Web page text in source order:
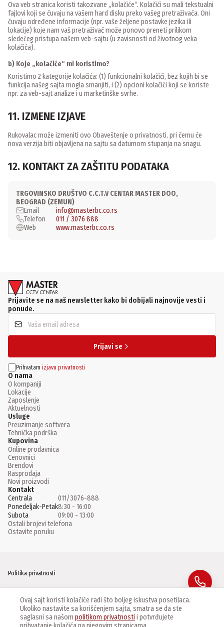
Ova veb stranica koristi takozvane „kolačiće“. Kolačići su mali tekstualni
fajlovi koji se čuvaju na vašem hard disku preko vašeg pretraživača. Oni
čuvaju određene informacije (npr. vaše željene postavke jezika ili
lokacije) koje nam vaš pretraživač može ponovo preneti prilikom
sledećeg pristupa našem veb-sajtu (u zavisnosti od životnog veka
kolačića).
b) Koje „kolačiće“ mi koristimo?
Koristimo 2 kategorije kolačića: (1) funkcionalni kolačići, bez kojih bi se
funkcija našeg sajta mogla smanjiti, i (2) opcioni kolačići koji se koriste
npr. za veb-sajt analize i u marketinške svrhe.
11. IZMENЕ IZJAVE
Rukovalac može izmeniti ovo Obaveštenje o privatnosti, pri čemu će
nova verzija biti objavljena na sajtu sa datumom stupanja na snagu.
12. KONTAKT ZA ZAŠTITU PODATAKA
TRGOVINSKO DRUŠTVO C.C.T.V CENTAR MASTER DOO,
BEOGRAD (ZEMUN)
Email
info@masterbc.co.rs
Telefon
011 / 3076 888
Web
www.masterbc.co.rs
Prijavite se na naš newsletter kako bi dobijali najnovije vesti i
ponude.
Prijavi se
Prihvatam izjavu privatnosti
O nama
O kompaniji
Lokacije
Zaposlenje
Aktuelnosti
Usluge
Preuzimanje softvera
Tehnička podrška
Kupovina
Online prodavnica
Cenovnici
Brendovi
Rasprodaja
Novi proizvodi
Kontakt
Centrala
011/3076-888
Ponedeljak-Petak8:30 - 16:00
Subota
09:00 - 13:00
Ostali brojevi telefona
Ostavite poruku
Politika privatnosti
Instagram
Ovaj sajt koristi kolačiće radi što boljeg iskustva posetilaca.
Ukoliko nastavite sa korišćenjem sajta, smatra se da ste
saglasni sa našom politikom privatnosti i potvrđujete